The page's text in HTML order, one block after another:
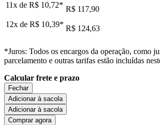
11x de R$ 10,72* R$ 117,90
12x de R$ 10,39* R$ 124,63
*Juros: Todos os encargos da operação, como
parcelamento e outras tarifas estão incluídas
Calcular frete e prazo
Fechar
Adicionar à sacola
Adicionar à sacola
Comprar agora